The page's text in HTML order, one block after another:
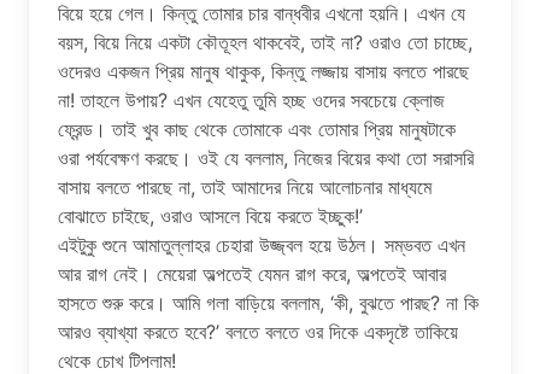
বিয়ে হয়ে গেল। কিন্তু তোমার চার বান্ধবীর এখনো হয়নি। এখন যে
বয়স, বিয়ে নিয়ে একটা কৌতূহল থাকবেই, তাই না? ওরাও তো চাচ্ছে,
ওদেরও একজন প্রিয় মানুষ থাকুক, কিন্তু লজ্জায় বাসায় বলতে পারছে
না! তাহলে উপায়? এখন যেহেতু তুমি হচ্ছ ওদের সবচেয়ে ক্লোজ
ফ্রেন্ড। তাই খুব কাছ থেকে তোমাকে এবং তোমার প্রিয় মানুষটাকে
ওরা পর্যবেক্ষণ করছে। ওই যে বললাম, নিজের বিয়ের কথা তো সরাসরি
বাসায় বলতে পারছে না, তাই আমাদের নিয়ে আলোচনার মাধ্যমে
বোঝাতে চাইছে, ওরাও আসলে বিয়ে করতে ইচ্ছুক!’
এইটুকু শুনে আমাতুল্লাহর চেহারা উজ্জ্বল হয়ে উঠল। সম্ভবত এখন
আর রাগ নেই। মেয়েরা অল্পতেই যেমন রাগ করে, অল্পতেই আবার
হাসতে শুরু করে। আমি গলা বাড়িয়ে বললাম, ‘কী, বুঝতে পারছ? না কি
আরও ব্যাখ্যা করতে হবে?’ বলতে বলতে ওর দিকে একদৃষ্টে তাকিয়ে
থেকে চোখ টিপলাম!